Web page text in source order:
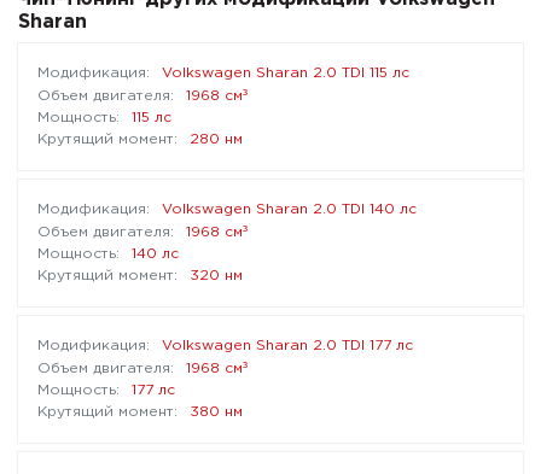
Sharan
Volkswagen Sharan 2.0 TDI 115 лс
1968 см³
115 лс
280 нм
Volkswagen Sharan 2.0 TDI 140 лс
1968 см³
140 лс
320 нм
Volkswagen Sharan 2.0 TDI 177 лс
1968 см³
177 лс
380 нм